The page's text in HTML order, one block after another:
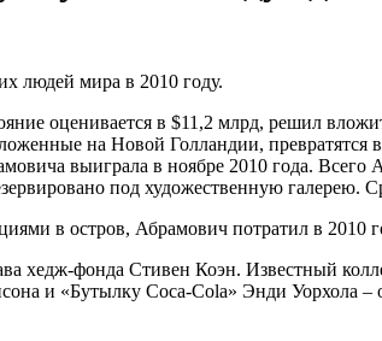
людей мира в 2010 году.
оценивается в $11,2 млрд, решил
на Новой Голландии, превратятся
выиграла в ноябре 2010 года.
под художественную
в остров, Абрамович потратил в 2010
хедж-фонда Стивен Коэн. Известный
и «Бутылку Coca-Cola» Энди Уорхола –